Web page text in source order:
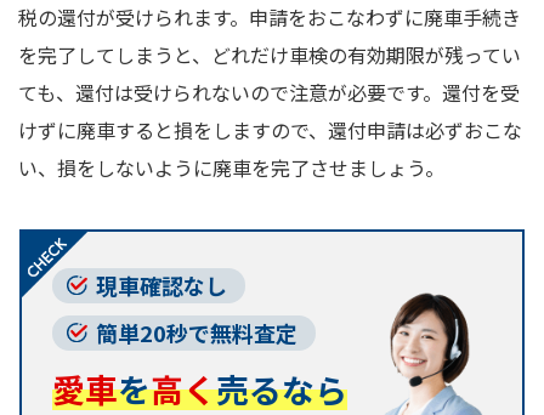
税の還付が受けられます。申請をおこなわずに廃車手続き
を完了してしまうと、どれだけ車検の有効期限が残ってい
ても、還付は受けられないので注意が必要です。還付を受
けずに廃車すると損をしますので、還付申請は必ずおこな
い、損をしないように廃車を完了させましょう。
現車確認なし
簡単20秒で無料査定
愛車を高く売るなら